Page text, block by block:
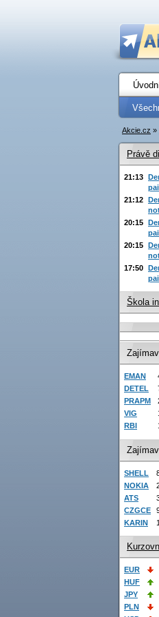
Akcie.cz »
Právě
21:13
21:12
20:15
20:15
17:50
Škola
EMAN
DETEL
PRAPM
VIG
RBI
SHELL
NOKIA
ATS
CZGCE
KARIN
EUR
HUF
JPY
PLN